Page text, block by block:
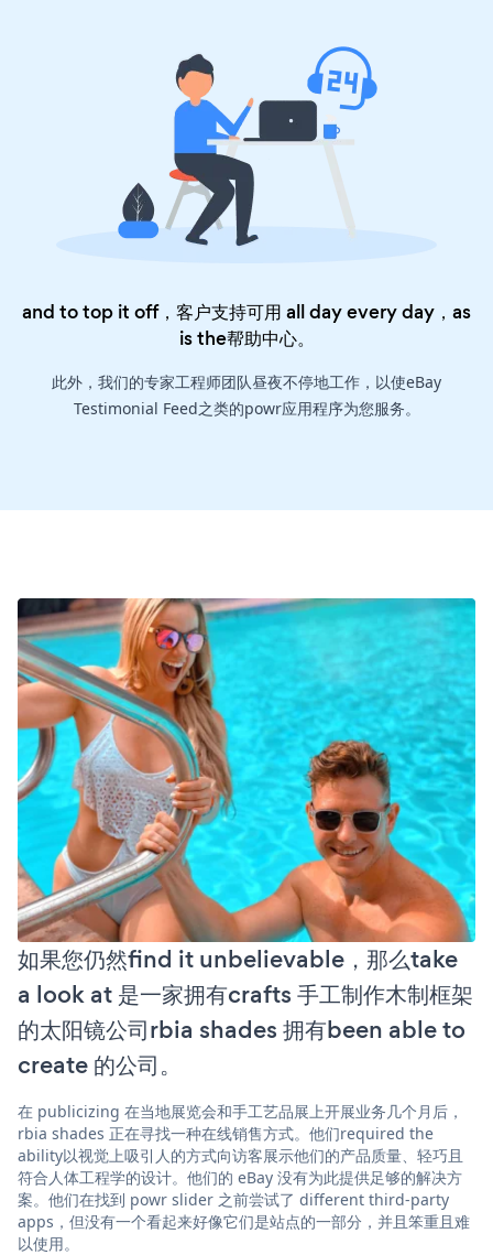
and to top it off，客户支持可用 all day every day，as
is the帮助中心。
此外，我们的专家工程师团队昼夜不停地工作，以使eBay
Testimonial Feed之类的powr应用程序为您服务。
如果您仍然find it unbelievable，那么take
a look at 是一家拥有crafts 手工制作木制框架
的太阳镜公司rbia shades 拥有been able to
create 的公司。
在 publicizing 在当地展览会和手工艺品展上开展业务几个月后，
rbia shades 正在寻找一种在线销售方式。他们required the
ability以视觉上吸引人的方式向访客展示他们的产品质量、轻巧且
符合人体工程学的设计。他们的 eBay 没有为此提供足够的解决方
案。他们在找到 powr slider 之前尝试了 different third-party
apps，但没有一个看起来好像它们是站点的一部分，并且笨重且难
以使用。